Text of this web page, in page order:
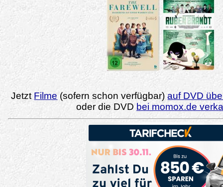
Jetzt Filme (sofern schon verfügbar)auf DVD
oder die DVD bei momox.de